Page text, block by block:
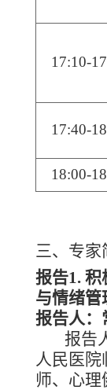
1 7:10-1 7
1 7:40-18
18:00-18
三、 专家
报告1.
与情绪管
报告人：
报告
人民医
师、心理